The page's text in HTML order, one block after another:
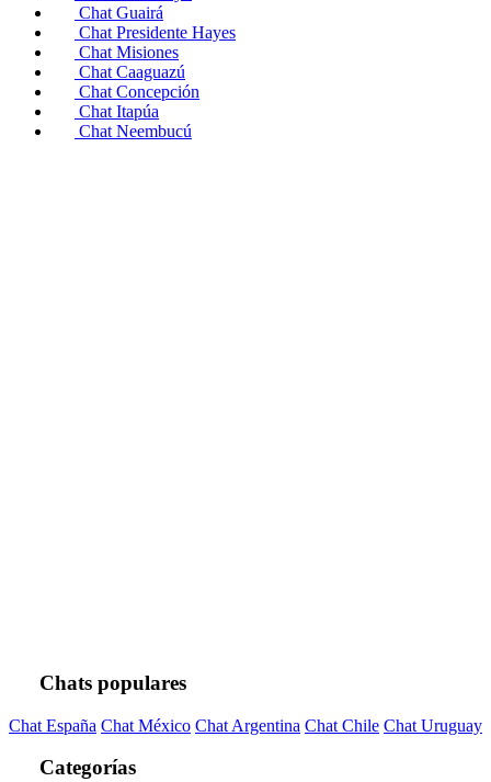
Chat Guairá
Chat Presidente Hayes
Chat Misiones
Chat Caaguazú
Chat Concepción
Chat Itapúa
Chat Neembucú
Chats populares
Chat España Chat México Chat Argentina Chat Chile Chat Uruguay
Categorías